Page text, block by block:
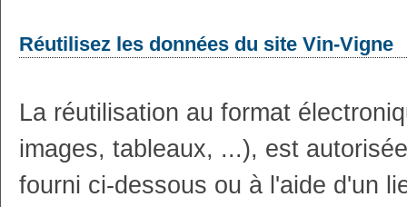
Réutilisez les données du site Vin-Vigne
La réutilisation au format
images, tableaux, ...), est
fourni ci-dessous ou à l'aide d'un